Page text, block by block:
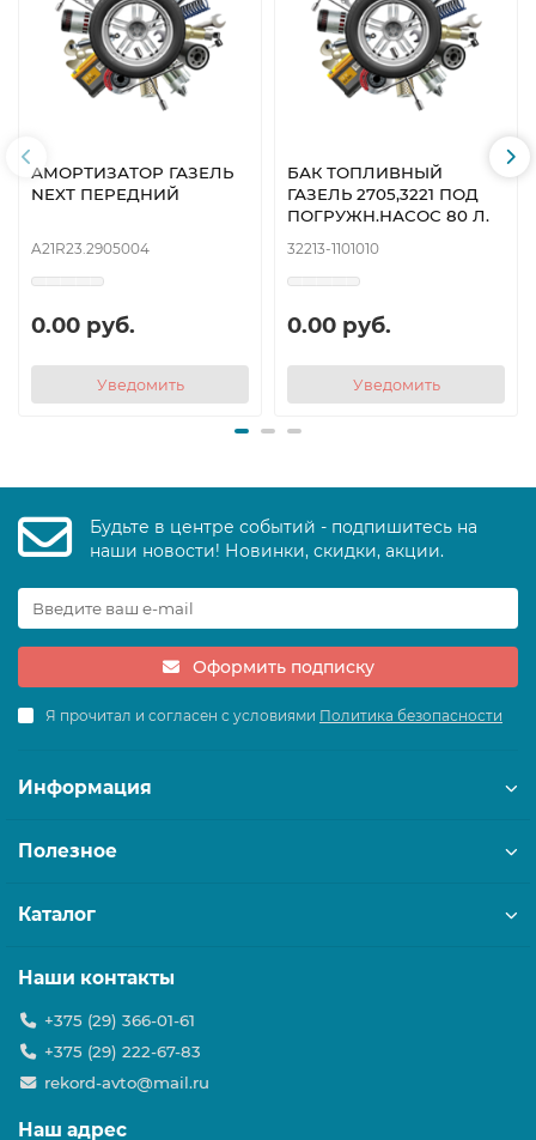
АМОРТИЗАТОР ГАЗЕЛЬ
NEXT ПЕРЕДНИЙ
A21R23.2905004
0.00 руб.
Уведомить
БАК ТОПЛИВНЫЙ
ГАЗЕЛЬ 2705,3221 ПОД
ПОГРУЖН.НАСОС 80 Л.
32213-1101010
0.00 руб.
Уведомить
Будьте в центре событий - подпишитесь на
наши новости! Новинки, скидки, акции.
Оформить подписку
Я прочитал и согласен с условиями Политика безопасности
Информация
Полезное
Каталог
Наши контакты
+375 (29) 366-01-61
+375 (29) 222-67-83
rekord-avto@mail.ru
Наш адрес